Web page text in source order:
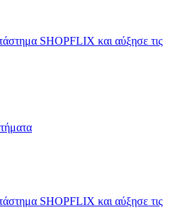
SHOPFLIX και αύξησε τις
SHOPFLIX και αύξησε τις